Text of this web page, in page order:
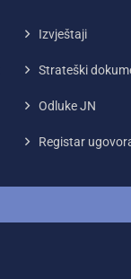
Izvještaji
Strateški
Odluke JN
Registar